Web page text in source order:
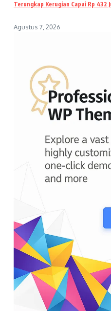
Terungkap Kerugian Capai Rp 432
Agustus 7, 2026